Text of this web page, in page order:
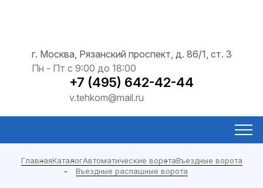
г. Москва, Рязанский проспект, д. 86/1, ст. 3
Пн - Пт с 9:00 до 18:00
+7 (495) 642-42-44
v.tehkom@mail.ru
ГлавнаяКаталогАвтоматические воротаВъездные ворота
Въездные распашные ворота